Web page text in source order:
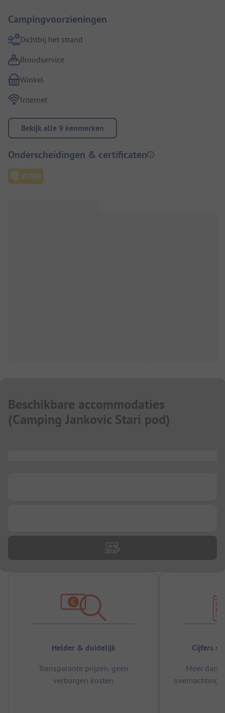
Campingvoorzieningen
Dichtbij het strand
Broodservice
Winkel
Internet
Bekijk alle 9 kenmerken
Onderscheidingen & certificaten
Beschikbare accommodaties
(Camping Jankovic Stari pod)
Helder & duidelijk
Transparante prijzen, geen
verborgen kosten
Cijfers
Meer dan